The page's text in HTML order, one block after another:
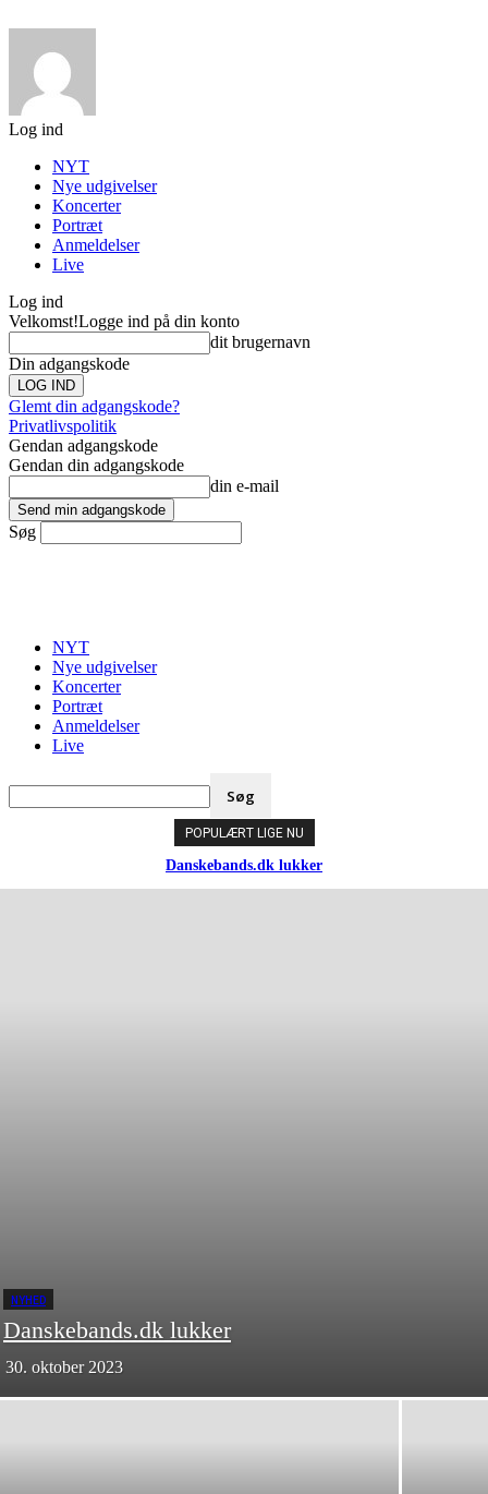
Log ind
NYT
Nye udgivelser
Koncerter
Portræt
Anmeldelser
Live
Log ind
Velkomst!Logge ind på din konto
dit brugernavn
Din adgangskode
Glemt din adgangskode?
Privatlivspolitik
Gendan adgangskode
Gendan din adgangskode
din e-mail
Søg
NYT
Nye udgivelser
Koncerter
Portræt
Anmeldelser
Live
POPULÆRT LIGE NU
Danskebands.dk lukker
NYHED
Danskebands.dk lukker
30. oktober 2023